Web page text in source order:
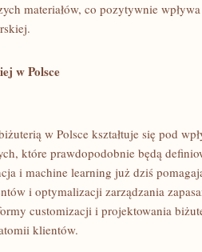
materiałów, co pozytywnie
w Polsce
w Polsce kształtuje się pod
które prawdopodobnie będą
i machine learning już dziś
i optymalizacji zarządzania
customizacji i projektowania
klientów.